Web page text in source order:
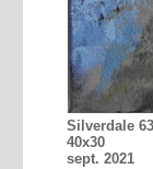
Silverdale 63
40x30
sept. 2021